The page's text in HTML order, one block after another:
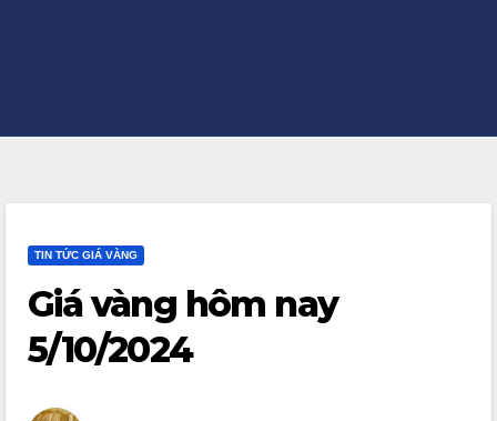
TIN TỨC GIÁ VÀNG
Giá vàng hôm nay
5/10/2024